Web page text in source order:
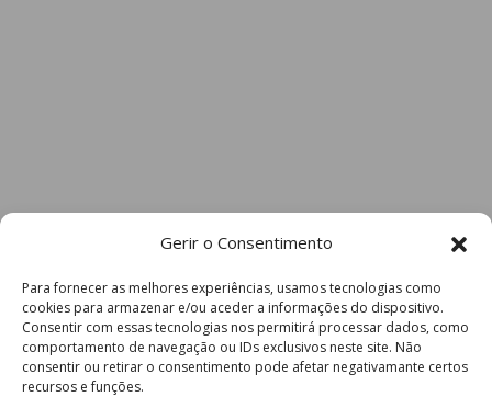
Gerir o Consentimento
Para fornecer as melhores experiências, usamos tecnologias como
cookies para armazenar e/ou aceder a informações do dispositivo.
Consentir com essas tecnologias nos permitirá processar dados, como
comportamento de navegação ou IDs exclusivos neste site. Não
consentir ou retirar o consentimento pode afetar negativamante certos
recursos e funções.